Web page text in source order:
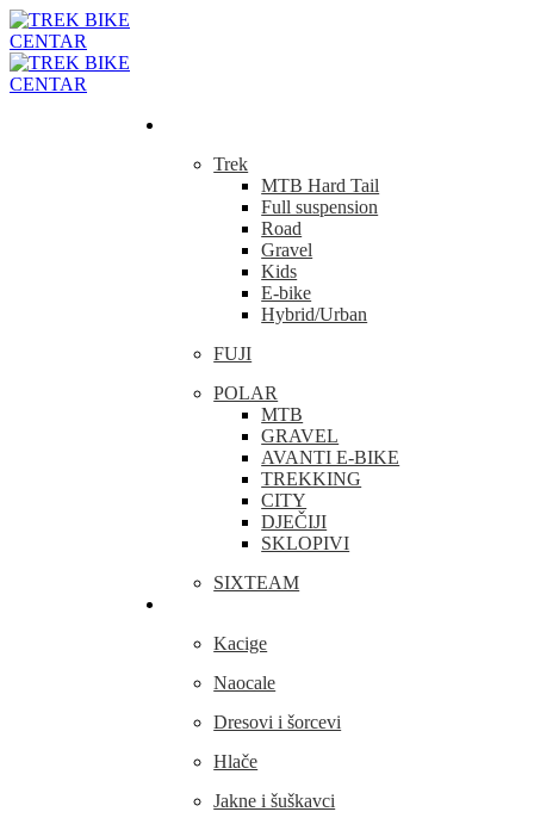
Trek
MTB Hard Tail
Full suspension
Road
Gravel
Kids
E-bike
Hybrid/Urban
FUJI
POLAR
MTB
GRAVEL
AVANTI E-BIKE
TREKKING
CITY
DJEČIJI
SKLOPIVI
SIXTEAM
Kacige
Naocale
Dresovi i šorcevi
Hlače
Jakne i šuškavci